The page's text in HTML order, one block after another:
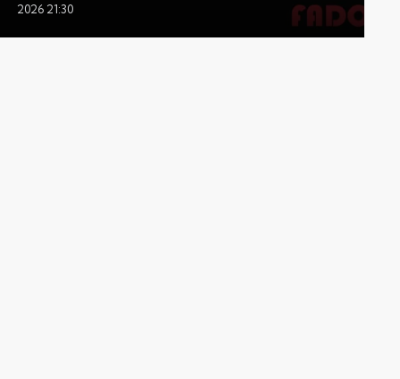
2026 21:30